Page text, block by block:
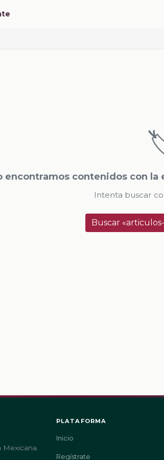
encontramos contenidos con la
Intenta buscar
Buscar
Mexicana.
PLATAFORMA
Inicio
Regístrate